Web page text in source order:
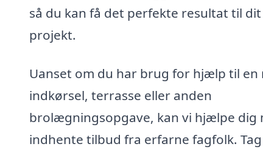
så du kan få det perfekte resultat til dit
projekt.
Uanset om du har brug for hjælp til en
indkørsel, terrasse eller anden
brolægningsopgave, kan vi hjælpe dig
indhente tilbud fra erfarne fagfolk.